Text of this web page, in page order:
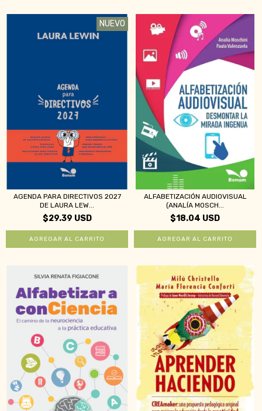
NUEVO
AGENDA PARA DIRECTIVOS 2027
DE LAURA LEW...
$29.39 USD
ALFABETIZACIÓN AUDIOVISUAL
(ANALÍA MOSCH...
$18.04 USD